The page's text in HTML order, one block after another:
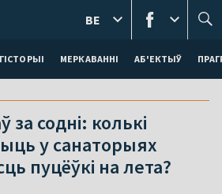
ГІСТОРЫІ МЕРКАВАННI АБ'ЕКТЫЎ
BE
за содні: колькі
у санаторыях
пуцёўкі на лета?